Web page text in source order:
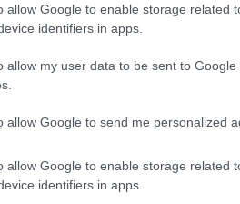
allow Google to enable storage related
identifiers in apps.
allow my user data to be sent to
allow Google to send me personalized
allow Google to enable storage related
identifiers in apps.
διαβούλευση
εταίρος και
εκπροσωπούν την αγορά
κ.α.).
καθώς και